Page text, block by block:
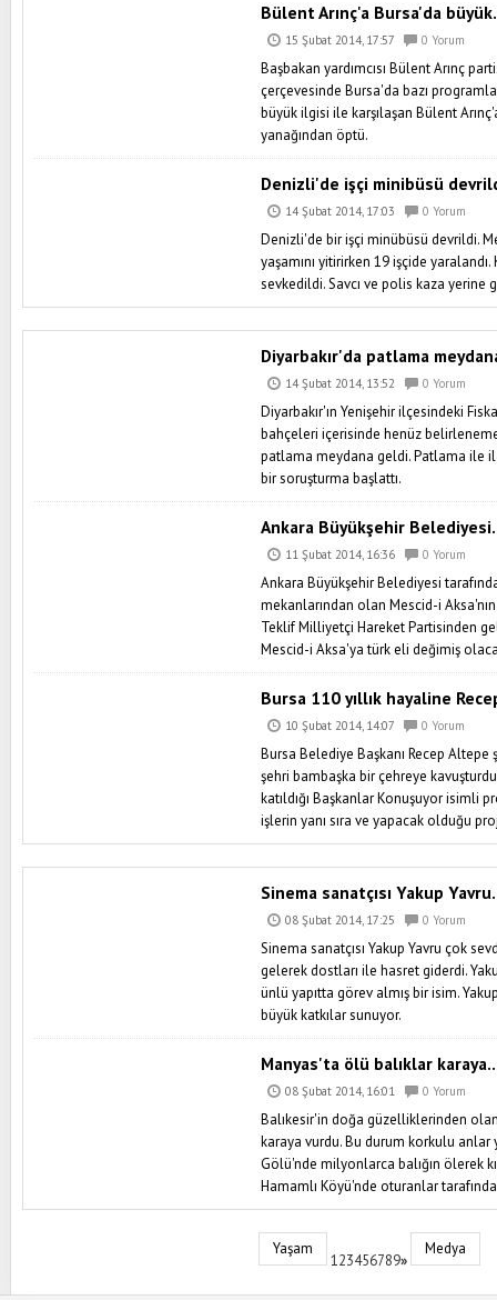
Bülent Arınç'a Bursa'da
15 Şubat 2014, 17:57 0 Yorum
Başbakan yardımcısı Bülent Arınç
çerçevesinde Bursa'da bazı
büyük ilgisi ile karşılaşan Bülent
yanağından öptü.
Denizli'de işçi minibüsü
14 Şubat 2014, 17:03 0 Yorum
Denizli'de bir işçi minübüsü devrildi.
yaşamını yitirirken 19 işçide
sevkedildi. Savcı ve polis kaza yerine
Diyarbakır'da patlama
14 Şubat 2014, 13:52 0 Yorum
Diyarbakır'ın Yenişehir ilçesindeki
bahçeleri içerisinde henüz
patlama meydana geldi. Patlama ile
bir soruşturma başlattı.
Ankara Büyükşehir
11 Şubat 2014, 16:36 0 Yorum
Ankara Büyükşehir Belediyesi
mekanlarından olan Mescid-i
Teklif Milliyetçi Hareket Partisinden
Mescid-i Aksa'ya türk eli değimiş
Bursa 110 yıllık hayaline
10 Şubat 2014, 14:07 0 Yorum
Bursa Belediye Başkanı Recep
şehri bambaşka bir çehreye
katıldığı Başkanlar Konuşuyor isimli
işlerin yanı sıra ve yapacak olduğu
Sinema sanatçısı Yakup
08 Şubat 2014, 17:25 0 Yorum
Sinema sanatçısı Yakup Yavru çok
gelerek dostları ile hasret giderdi.
ünlü yapıtta görev almış bir isim.
büyük katkılar sunuyor.
Manyas'ta ölü balıklar
08 Şubat 2014, 16:01 0 Yorum
Balıkesir'in doğa güzelliklerinden
karaya vurdu. Bu durum korkulu anlar
Gölü'nde milyonlarca balığın ölerek
Hamamlı Köyü'nde oturanlar
Yaşam
123456789»
Medya